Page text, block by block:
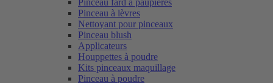
Pinceau fard à paupières
Pinceau à lèvres
Nettoyant pour pinceaux
Pinceau blush
Applicateurs
Houppettes à poudre
Kits pinceaux maquillage
Pinceau à poudre